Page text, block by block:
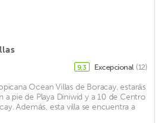
9,3 Excepcional (12)
Ocean Villas de Boracay, estarás
a pie de Playa Diniwid y a 10 de Centro
Además, esta villa se encuentra a